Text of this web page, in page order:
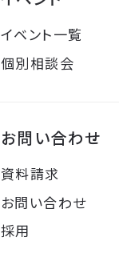
イベント一覧
個別相談会
お問い合わせ
資料請求
お問い合わせ
採用